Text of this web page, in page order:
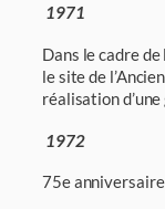
1971
Dans le cadre
le site de
réalisation
1972
75e anniversaire